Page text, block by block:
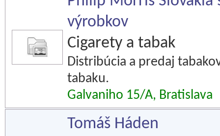
výrobkov
Cigarety a tabak
Distribúcia a predaj
tabaku.
Galvaniho 15/A, Bratislava
Tomáš Háden